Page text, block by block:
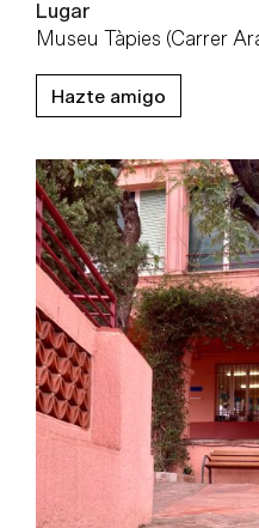
Lugar
Museu Tàpies (Carrer
Hazte amigo